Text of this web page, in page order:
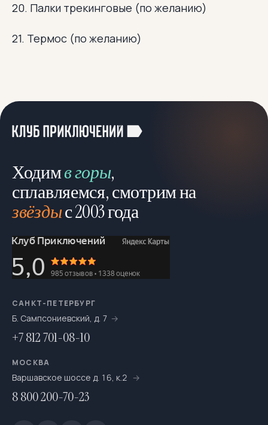
20. Палки трекинговые (по желанию)
21. Термос (по желанию)
Ходимв горы,
сплавляемся, смотрим на
звёздыс 2003 года
САНКТ-ПЕТЕРБУРГ
Б. Сампсониевский, д. 7
+7 812 701-08-10
МОСКВА
Варшавское шоссе д. 16, к.2
8 800 200-70-23